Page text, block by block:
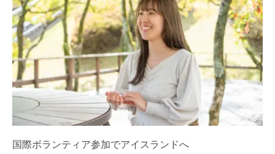
国際ボランティア参加でアイスランドへ